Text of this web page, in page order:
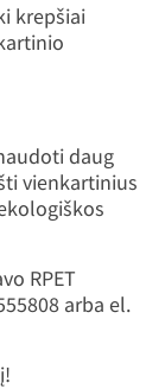
krepšiai
daug
vienkartinius
RPET
arba el.